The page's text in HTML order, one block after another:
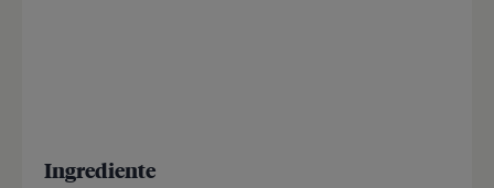
Ingrediente